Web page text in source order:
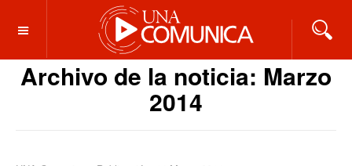
OFF CANVAS
Archivo de la noticia: Marzo
2014